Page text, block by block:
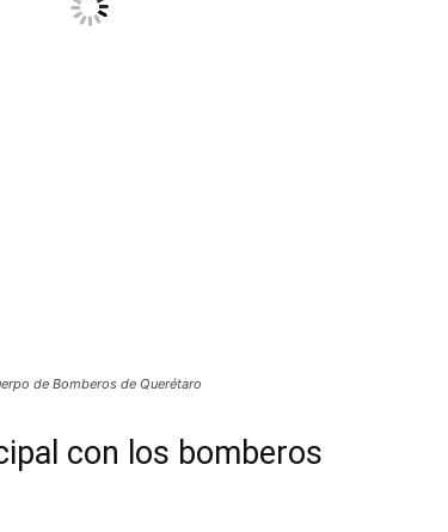
de Bomberos de Querétaro
con los bomberos